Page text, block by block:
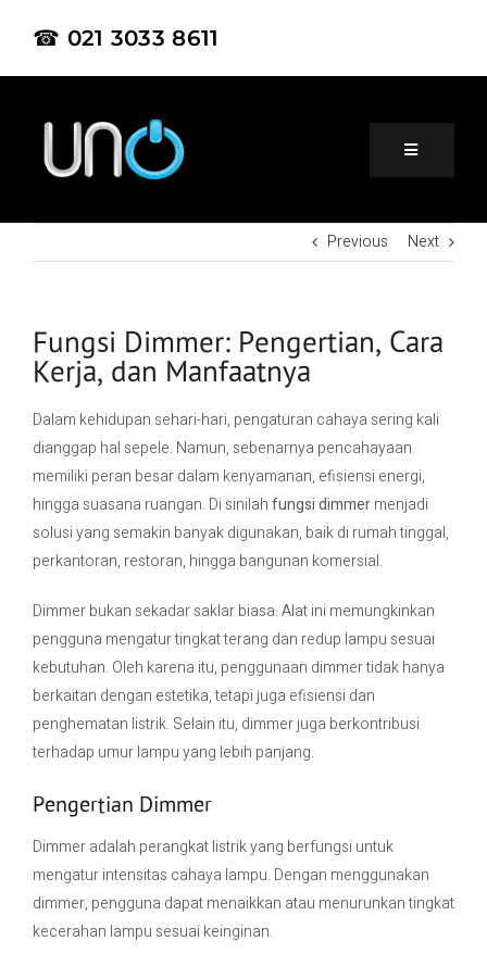
☎ 021 3033 8611
Home
Project
Contact Us
Previous Next
Fungsi Dimmer: Pengertian, Cara
Kerja, dan Manfaatnya
Dalam kehidupan sehari-hari, pengaturan cahaya sering kali
dianggap hal sepele. Namun, sebenarnya pencahayaan
memiliki peran besar dalam kenyamanan, efisiensi energi,
hingga suasana ruangan. Di sinilahfungsi dimmermenjadi
solusi yang semakin banyak digunakan, baik di rumah tinggal,
perkantoran, restoran, hingga bangunan komersial.
Dimmer bukan sekadar saklar biasa. Alat ini memungkinkan
pengguna mengatur tingkat terang dan redup lampu sesuai
kebutuhan. Oleh karena itu, penggunaan dimmer tidak hanya
berkaitan dengan estetika, tetapi juga efisiensi dan
penghematan listrik. Selain itu, dimmer juga berkontribusi
terhadap umur lampu yang lebih panjang.
Pengertian Dimmer
Dimmer adalah perangkat listrik yang berfungsi untuk
mengatur intensitas cahaya lampu. Dengan menggunakan
dimmer, pengguna dapat menaikkan atau menurunkan tingkat
kecerahan lampu sesuai keinginan.